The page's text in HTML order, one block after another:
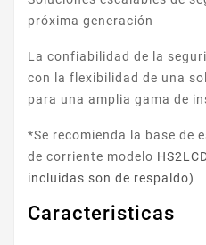
próxima generación
La confiabilidad de la
con la flexibilidad de una
para una amplia gama de
*Se recomienda la base de
de corriente modelo
incluidas son de respaldo)
Caracteristicas